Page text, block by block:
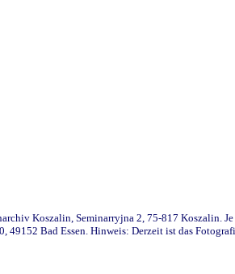
Koszalin, Seminarryjna 2, 75-817 Koszalin.
Bad Essen. Hinweis: Derzeit ist das